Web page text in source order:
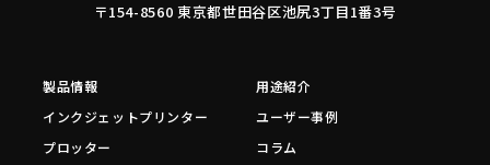
〒154-8560 東京都世田谷区池尻3丁目1番3号
製品情報
インクジェットプリンター
プロッター
用途紹介
ユーザー事例
コラム